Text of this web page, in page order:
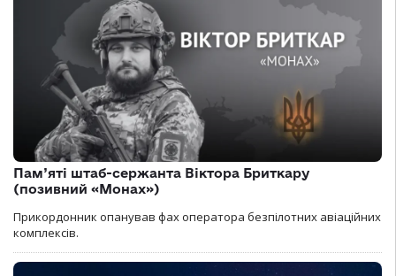
Пам’яті штаб-сержанта Віктора Бриткару
(позивний «Монах»)
Прикордонник опанував фах оператора безпілотних авіаційних
комплексів.